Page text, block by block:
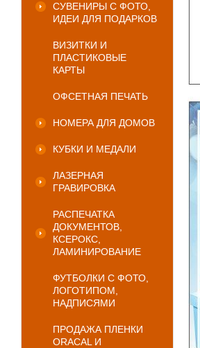
СУВЕНИРЫ С ФОТО,
ИДЕИ ДЛЯ ПОДАРКОВ
ВИЗИТКИ И
ПЛАСТИКОВЫЕ
КАРТЫ
ОФСЕТНАЯ ПЕЧАТЬ
НОМЕРА ДЛЯ ДОМОВ
КУБКИ И МЕДАЛИ
ЛАЗЕРНАЯ
ГРАВИРОВКА
РАСПЕЧАТКА
ДОКУМЕНТОВ,
КСЕРОКС,
ЛАМИНИРОВАНИЕ
ФУТБОЛКИ С ФОТО,
ЛОГОТИПОМ,
НАДПИСЯМИ
ПРОДАЖА ПЛЕНКИ
ORACAL И